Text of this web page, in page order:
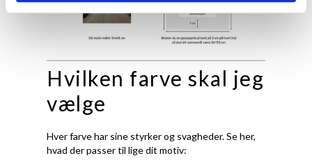
Hvilken farve skal jeg
vælge
Hver farve har sine styrker og svagheder. Se her,
hvad der passer til lige dit motiv: